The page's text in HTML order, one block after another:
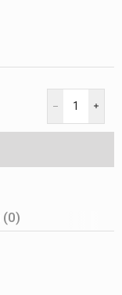
(0)